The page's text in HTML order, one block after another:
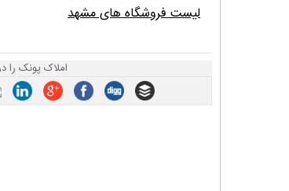
لیست فروشگاه های مشهد
املاک پونک را